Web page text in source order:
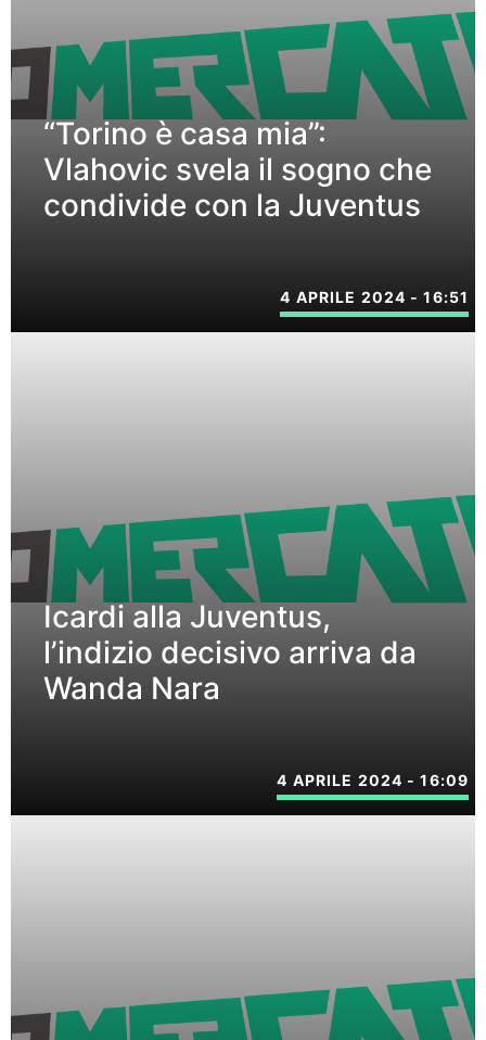
“Torino è casa mia”:
Vlahovic svela il sogno che
condivide con la Juventus
4 APRILE 2024 - 16:51
Icardi alla Juventus,
l’indizio decisivo arriva da
Wanda Nara
4 APRILE 2024 - 16:09